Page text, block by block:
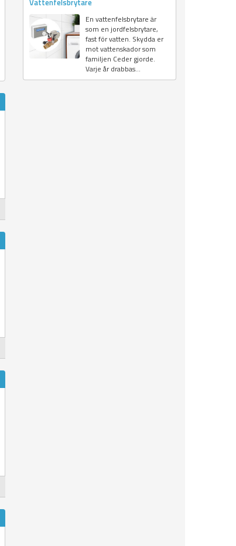
Vattenfelsbrytare
En vattenfelsbrytare är
som en jordfelsbrytare,
fast för vatten. Skydda er
mot vattenskador som
familjen Ceder gjorde.
Varje år drabbas...